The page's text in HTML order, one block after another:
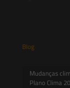
Blog
Mudanças
Plano Clima